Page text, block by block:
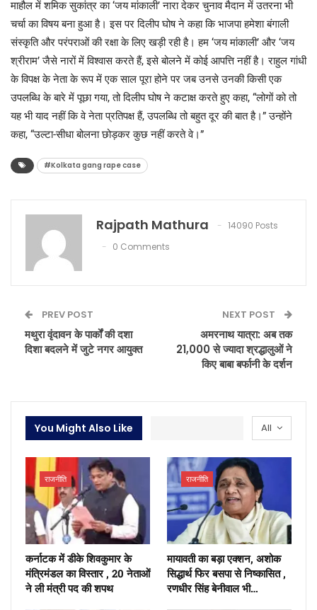
माहौल में शमिक सुकांत्र का ‘जय मांकाली’ नारा देकर चुनाव मैदान में उतरना भी
चर्चा का विषय बना हुआ है। इस पर दिलीप घोष ने कहा कि भाजपा हमेशा बंगाली
संस्कृति और परंपराओं की रक्षा के लिए खड़ी रही है। हम ‘जय मांकाली’ और ‘जय
श्रीराम’ जैसे नारों में विश्वास करते हैं, इसे बोलने में कोई आपत्ति नहीं है। राहुल गांधी
के विपक्ष के नेता के रूप में एक साल पूरा होने पर जब उनसे उनकी किसी एक
उपलब्धि के बारे में पूछा गया, तो दिलीप घोष ने कटाक्ष करते हुए कहा, “लोगों को तो
यह भी याद नहीं कि वे नेता प्रतिपक्ष हैं, उपलब्धि तो बहुत दूर की बात है।” उन्होंने
कहा, “उल्टा-सीधा बोलना छोड़कर कुछ नहीं करते वे।”
#Kolkata gang rape case
Rajpath Mathura
14090 Posts
0 Comments
PREV POST
मथुरा वृंदावन के पार्कों की दशा
दिशा बदलने में जुटे नगर आयुक्त
NEXT POST
अमरनाथ यात्रा: अब तक
21,000 से ज्यादा श्रद्धालुओं ने
किए बाबा बर्फानी के दर्शन
All
You Might Also Like
राजनीति
कर्नाटक में डीके शिवकुमार के
मंत्रिमंडल का विस्तार , 20 नेताओं
ने ली मंत्री पद की शपथ
राजनीति
मायावती का बड़ा एक्शन, अशोक
सिद्धार्थ फिर बसपा से निष्कासित ,
रणधीर सिंह बेनीवाल भी…